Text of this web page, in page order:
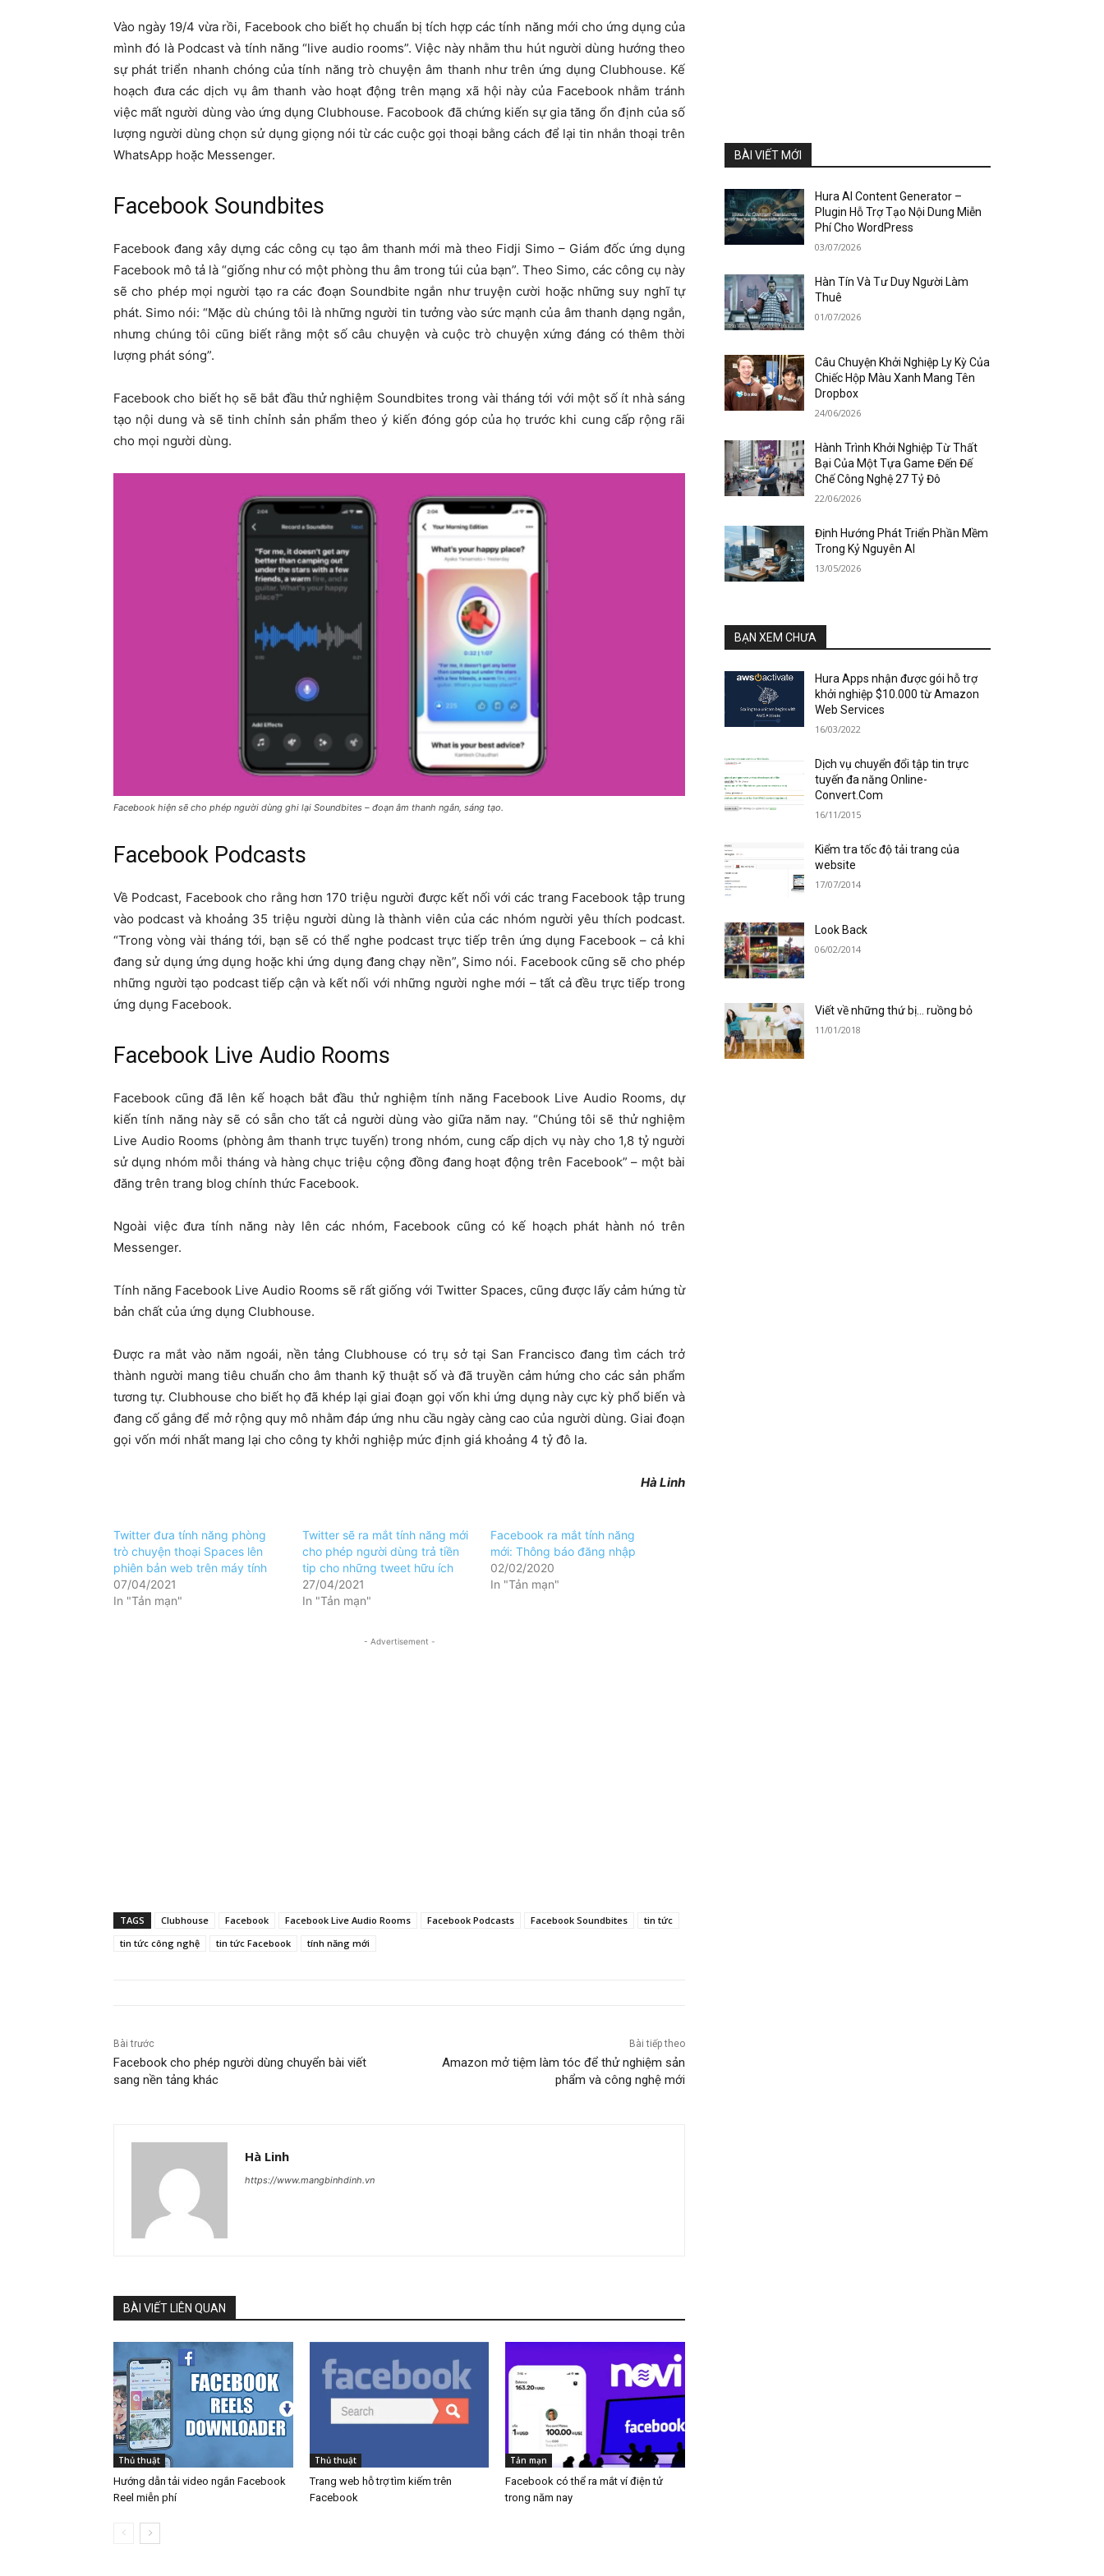
Vào ngày 19/4 vừa rồi, Facebook cho biết họ chuẩn bị tích hợp các tính năng mới cho ứng dụng của
mình đó là Podcast và tính năng “live audio rooms”. Việc này nhằm thu hút người dùng hướng theo
sự phát triển nhanh chóng của tính năng trò chuyện âm thanh như trên ứng dụng Clubhouse. Kế
hoạch đưa các dịch vụ âm thanh vào hoạt động trên mạng xã hội này của Facebook nhằm tránh
việc mất người dùng vào ứng dụng Clubhouse. Facobook đã chứng kiến sự gia tăng ổn định của số
lượng người dùng chọn sử dụng giọng nói từ các cuộc gọi thoại bằng cách để lại tin nhắn thoại trên
WhatsApp hoặc Messenger.
Facebook Soundbites
Facebook đang xây dựng các công cụ tạo âm thanh mới mà theo Fidji Simo – Giám đốc ứng dụng
Facebook mô tả là “giống như có một phòng thu âm trong túi của bạn”. Theo Simo, các công cụ này
sẽ cho phép mọi người tạo ra các đoạn Soundbite ngắn như truyện cười hoặc những suy nghĩ tự
phát. Simo nói: “Mặc dù chúng tôi là những người tin tưởng vào sức mạnh của âm thanh dạng ngắn,
nhưng chúng tôi cũng biết rằng một số câu chuyện và cuộc trò chuyện xứng đáng có thêm thời
lượng phát sóng”.
Facebook cho biết họ sẽ bắt đầu thử nghiệm Soundbites trong vài tháng tới với một số ít nhà sáng
tạo nội dung và sẽ tinh chỉnh sản phẩm theo ý kiến ​​đóng góp của họ trước khi cung cấp rộng rãi
cho mọi người dùng.
Facebook hiện sẽ cho phép người dùng ghi lại Soundbites – đoạn âm thanh ngắn, sáng tạo.
Facebook Podcasts
Về Podcast, Facebook cho rằng hơn 170 triệu người được kết nối với các trang Facebook tập trung
vào podcast và khoảng 35 triệu người dùng là thành viên của các nhóm người yêu thích podcast.
“Trong vòng vài tháng tới, bạn sẽ có thể nghe podcast trực tiếp trên ứng dụng Facebook – cả khi
đang sử dụng ứng dụng hoặc khi ứng dụng đang chạy nền”, Simo nói. Facebook cũng sẽ cho phép
những người tạo podcast tiếp cận và kết nối với những người nghe mới – tất cả đều trực tiếp trong
ứng dụng Facebook.
Facebook Live Audio Rooms
Facebook cũng đã lên kế hoạch bắt đầu thử nghiệm tính năng Facebook Live Audio Rooms, dự
kiến ​​tính năng này sẽ có sẵn cho tất cả người dùng vào giữa năm nay. “Chúng tôi sẽ thử nghiệm
Live Audio Rooms (phòng âm thanh trực tuyến) trong nhóm, cung cấp dịch vụ này cho 1,8 tỷ người
sử dụng nhóm mỗi tháng và hàng chục triệu cộng đồng đang hoạt động trên Facebook” – một bài
đăng trên trang blog chính thức Facebook.
Ngoài việc đưa tính năng này lên các nhóm, Facebook cũng có kế hoạch phát hành nó trên
Messenger.
Tính năng Facebook Live Audio Rooms sẽ rất giống với Twitter Spaces, cũng được lấy cảm hứng từ
bản chất của ứng dụng Clubhouse.
Được ra mắt vào năm ngoái, nền tảng Clubhouse có trụ sở tại San Francisco đang tìm cách trở
thành người mang tiêu chuẩn cho âm thanh kỹ thuật số và đã truyền cảm hứng cho các sản phẩm
tương tự. Clubhouse cho biết họ đã khép lại giai đoạn gọi vốn khi ứng dụng này cực kỳ phổ biến và
đang cố gắng để mở rộng quy mô nhằm đáp ứng nhu cầu ngày càng cao của người dùng. Giai đoạn
gọi vốn mới nhất mang lại cho công ty khởi nghiệp mức định giá khoảng 4 tỷ đô la.
Hà Linh
Twitter đưa tính năng phòng
trò chuyện thoại Spaces lên
phiên bản web trên máy tính
07/04/2021
In "Tản mạn"
Twitter sẽ ra mắt tính năng mới
cho phép người dùng trả tiền
tip cho những tweet hữu ích
27/04/2021
In "Tản mạn"
Facebook ra mắt tính năng
mới: Thông báo đăng nhập
02/02/2020
In "Tản mạn"
- Advertisement -
TAGS Clubhouse Facebook Facebook Live Audio Rooms Facebook Podcasts Facebook Soundbites
tin tức
tin tức công nghệ
tin tức Facebook tính năng mới
Bài trước
Facebook cho phép người dùng chuyển bài viết
sang nền tảng khác
Bài tiếp theo
Amazon mở tiệm làm tóc để thử nghiệm sản
phẩm và công nghệ mới
Hà Linh
https://www.mangbinhdinh.vn
BÀI VIẾT LIÊN QUAN
Thủ thuật
Hướng dẫn tải video ngắn Facebook
Reel miễn phí
Thủ thuật
Trang web hỗ trợ tìm kiếm trên
Facebook
Tản mạn
Facebook có thể ra mắt ví điện tử
trong năm nay
BÀI VIẾT MỚI
Hura AI Content Generator –
Plugin Hỗ Trợ Tạo Nội Dung Miễn
Phí Cho WordPress
03/07/2026
Hàn Tín Và Tư Duy Người Làm
Thuê
01/07/2026
Câu Chuyện Khởi Nghiệp Ly Kỳ Của
Chiếc Hộp Màu Xanh Mang Tên
Dropbox
24/06/2026
Hành Trình Khởi Nghiệp Từ Thất
Bại Của Một Tựa Game Đến Đế
Chế Công Nghệ 27 Tỷ Đô
22/06/2026
Định Hướng Phát Triển Phần Mềm
Trong Kỷ Nguyên AI
13/05/2026
BẠN XEM CHƯA
Hura Apps nhận được gói hỗ trợ
khởi nghiệp $10.000 từ Amazon
Web Services
16/03/2022
Dịch vụ chuyển đổi tập tin trực
tuyến đa năng Online-
Convert.Com
16/11/2015
Kiểm tra tốc độ tải trang của
website
17/07/2014
Look Back
06/02/2014
Viết về những thứ bị… ruồng bỏ
11/01/2018